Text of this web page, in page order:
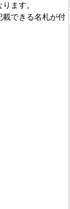
ます。
できる名札が付